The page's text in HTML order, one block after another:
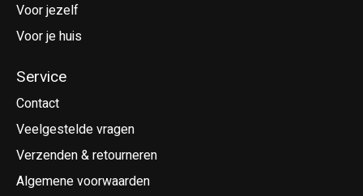
Voor jezelf
Voor je huis
Service
Contact
Veelgestelde vragen
Verzenden & retourneren
Algemene voorwaarden